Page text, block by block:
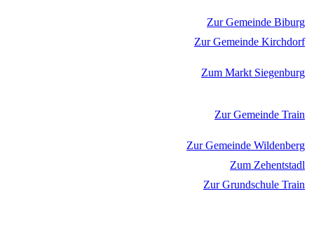
Zur Gemeinde Biburg
Zur Gemeinde Kirchdorf
Zum Markt Siegenburg
Zur Gemeinde Train
Zur Gemeinde Wildenberg
Zum Zehentstadl
Zur Grundschule Train